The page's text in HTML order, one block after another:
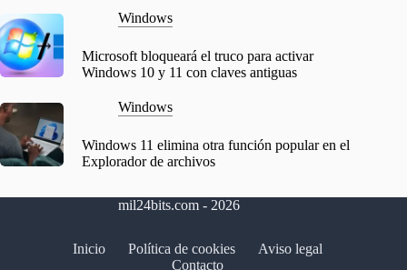
Windows
Microsoft bloqueará el truco para activar
Windows 10 y 11 con claves antiguas
Windows
Windows 11 elimina otra función popular en el
Explorador de archivos
mil24bits.com - 2026
Inicio Política de cookies
Aviso legal
Contacto